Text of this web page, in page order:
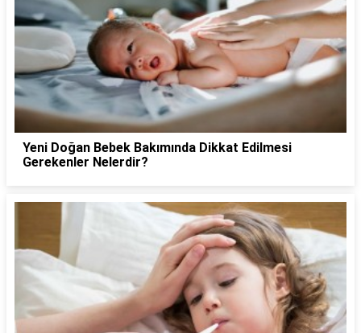
Yeni Doğan Bebek Bakımında Dikkat Edilmesi
Gerekenler Nelerdir?